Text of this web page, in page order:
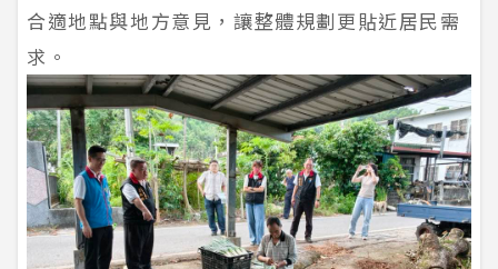
合適地點與地方意見，讓整體規劃更貼近居民需
求。